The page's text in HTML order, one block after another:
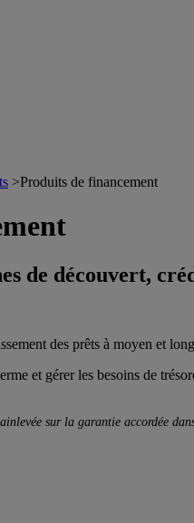
>Produits de financement
de découvert,
des prêts à moyen et
et gérer les besoins de
sur la garantie accordée